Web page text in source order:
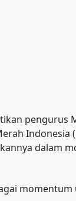
pengurus
Indonesia
dalam